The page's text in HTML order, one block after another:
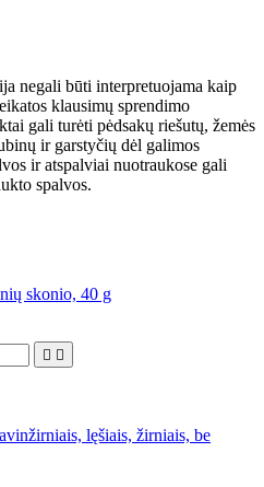
negali būti interpretuojama kaip
klausimų sprendimo
gali turėti pėdsakų riešutų, žemės
ir garstyčių dėl galimos
ir atspalviai nuotraukose gali
spalvos.
skonio, 40 g
 
lęšiais, žirniais, be